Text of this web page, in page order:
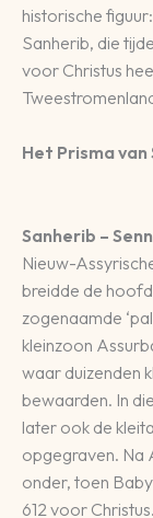
historische
Sanherib, die
voor Christus
Het Prisma van
Sanherib –
Nieuw-
breidde de
zogenaamde
kleinzoon
waar duizenden
bewaarden. In
later ook de
opgegraven. Na
onder, toen
612 voor